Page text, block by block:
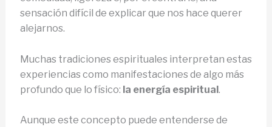
sensación difícil de explicar que nos hace querer
alejarnos.
Muchas tradiciones espirituales interpretan estas
experiencias como manifestaciones de algo más
profundo que lo físico: la energía espiritual.
Aunque este concepto puede entenderse de